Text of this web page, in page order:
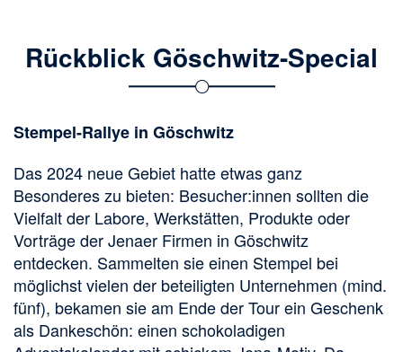
Rückblick Göschwitz-Special
Stempel-Rallye in Göschwitz
Das 2024 neue Gebiet hatte etwas ganz
Besonderes zu bieten: Besucher:innen sollten die
Vielfalt der Labore, Werkstätten, Produkte oder
Vorträge der Jenaer Firmen in Göschwitz
entdecken. Sammelten sie einen Stempel bei
möglichst vielen der beteiligten Unternehmen (mind.
fünf), bekamen sie am Ende der Tour ein Geschenk
als Dankeschön: einen schokoladigen